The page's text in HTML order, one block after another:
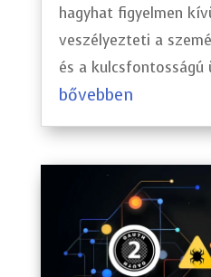
hagyhat figyelmen
veszélyezteti a
és a kulcsfontosságú
bővebben